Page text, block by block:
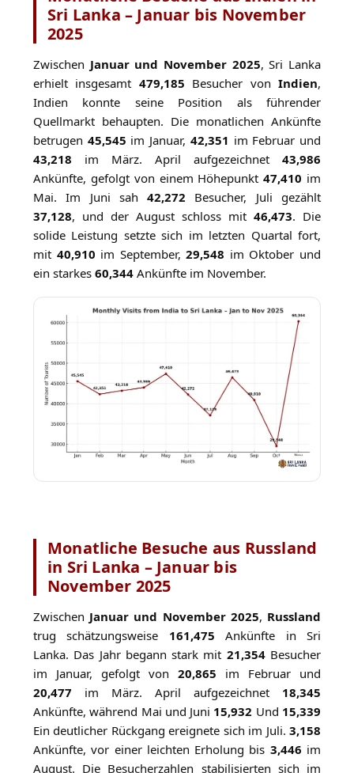
Sri Lanka – Januar bis November
2025
Zwischen Januar und November 2025, Sri Lanka
erhielt insgesamt 479,185 Besucher vonIndien,
Indien konnte seine Position als führender
Quellmarkt behaupten. Die monatlichen Ankünfte
betrugen 45,545 im Januar, 42,351 im Februar und
43,218 im März. April aufgezeichnet 43,986
Ankünfte, gefolgt von einem Höhepunkt47,410 im
Mai. Im Juni sah42,272 Besucher, Juli gezählt
37,128, und der August schloss mit 46,473. Die
solide Leistung setzte sich im letzten Quartal fort,
mit 40,910 im September,29,548 im Oktober und
ein starkes 60,344 Ankünfte im November.
Monatliche Besuche aus Russland
in Sri Lanka – Januar bis
November 2025
Zwischen Januar und November 2025, Russland
trug schätzungsweise 161,475 Ankünfte in Sri
Lanka. Das Jahr begann stark mit 21,354Besucher
im Januar, gefolgt von 20,865 im Februar und
20,477 im März. April aufgezeichnet 18,345
Ankünfte, während Mai und Juni 15,932 Und 15,339
Ein deutlicher Rückgang ereignete sich im Juli. 3,158
Ankünfte, vor einer leichten Erholung bis 3,446 im
August. Die Besucherzahlen stabilisierten sich im